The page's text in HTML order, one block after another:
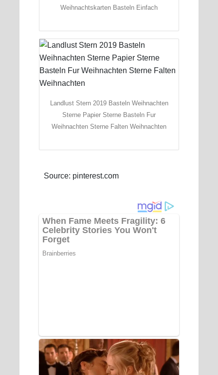
Weihnachtskarten Basteln Einfach
Landlust Stern 2019 Basteln Weihnachten
Sterne Papier Sterne Basteln Fur
Weihnachten Sterne Falten Weihnachten
Source: pinterest.com